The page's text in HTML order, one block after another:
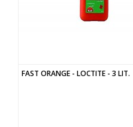
FAST ORANGE - LOCTITE - 3 LIT.